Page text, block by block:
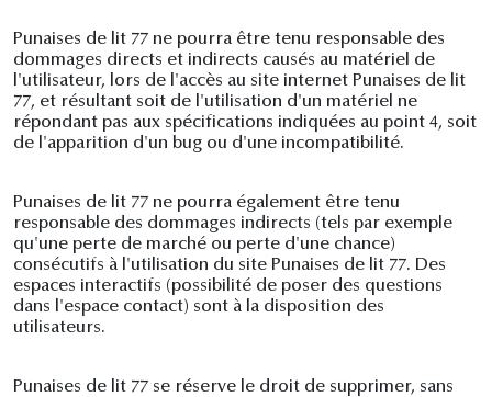
Punaises de lit 77 ne pourra être tenu responsable des
dommages directs et indirects causés au matériel de
l'utilisateur, lors de l'accès au site internet Punaises de lit
77, et résultant soit de l'utilisation d'un matériel ne
répondant pas aux spécifications indiquées au point 4, soit
de l'apparition d'un bug ou d'une incompatibilité.
Punaises de lit 77 ne pourra également être tenu
responsable des dommages indirects (tels par exemple
qu'une perte de marché ou perte d'une chance)
consécutifs à l'utilisation du site Punaises de lit 77. Des
espaces interactifs (possibilité de poser des questions
dans l'espace contact) sont à la disposition des
utilisateurs.
Punaises de lit 77 se réserve le droit de supprimer, sans